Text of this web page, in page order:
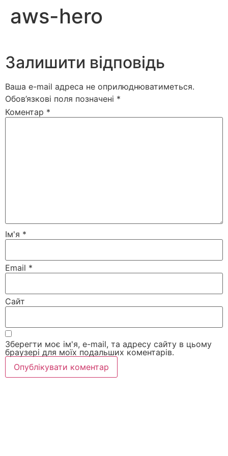
aws-hero
Залишити відповідь
Ваша e-mail адреса не оприлюднюватиметься.
Обов’язкові поля позначені *
Коментар *
Ім'я *
Email *
Сайт
Зберегти моє ім'я, e-mail, та адресу сайту в цьому
браузері для моїх подальших коментарів.